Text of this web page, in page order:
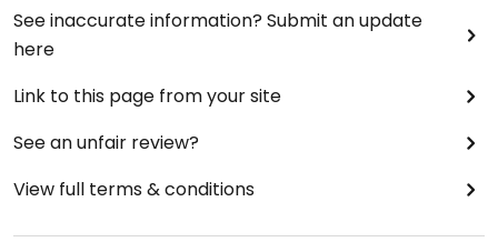
See inaccurate information? Submit an update
here
Link to this page from your site
See an unfair review?
View full terms & conditions